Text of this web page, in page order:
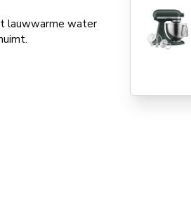
lauwwarme water
Go to